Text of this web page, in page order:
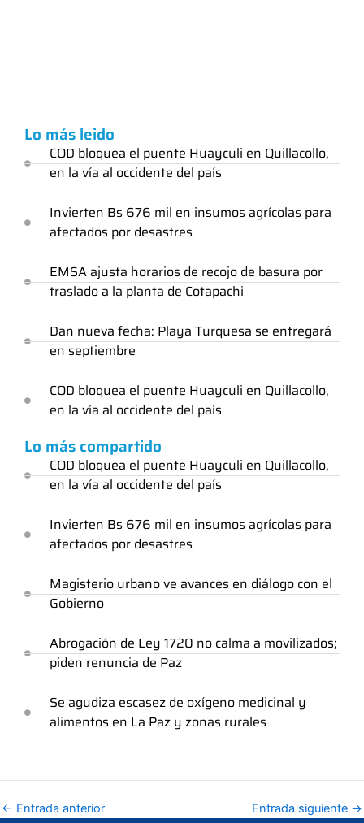
Lo más leido
COD bloquea el puente Huayculi en Quillacollo,
en la vía al occidente del país
Invierten Bs 676 mil en insumos agrícolas para
afectados por desastres
EMSA ajusta horarios de recojo de basura por
traslado a la planta de Cotapachi
Dan nueva fecha: Playa Turquesa se entregará
en septiembre
COD bloquea el puente Huayculi en Quillacollo,
en la vía al occidente del país
Lo más compartido
COD bloquea el puente Huayculi en Quillacollo,
en la vía al occidente del país
Invierten Bs 676 mil en insumos agrícolas para
afectados por desastres
Magisterio urbano ve avances en diálogo con el
Gobierno
Abrogación de Ley 1720 no calma a movilizados;
piden renuncia de Paz
Se agudiza escasez de oxígeno medicinal y
alimentos en La Paz y zonas rurales
← Entrada anterior Entrada siguiente →